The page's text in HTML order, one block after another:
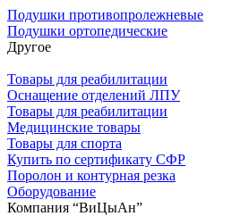
Подушки противопролежневые
Подушки ортопедические
Другое
Товары для реабилитации
Оснащение отделений ЛПУ
Товары для реабилитации
Медицинские товары
Товары для спорта
Купить по сертификату СФР
Поролон и контурная резка
Оборудование
Компания “ВиЦыАн”